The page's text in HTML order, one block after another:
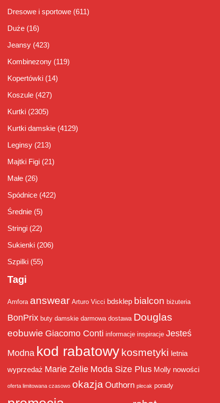
Dresowe i sportowe (611)
Duże (16)
Jeansy (423)
Kombinezony (119)
Kopertówki (14)
Koszule (427)
Kurtki (2305)
Kurtki damskie (4129)
Leginsy (213)
Majtki Figi (21)
Małe (26)
Spódnice (422)
Średnie (5)
Stringi (22)
Sukienki (206)
Szpilki (55)
Tagi
Amfora answear Arturo Vicci bdsklep bialcon biżuteria
BonPrix buty damskie darmowa dostawa Douglas
eobuwie Giacomo Conti informacje inspiracje Jesteś
Modna kod rabatowy kosmetyki letnia
wyprzedaż Marie Zelie Moda Size Plus Molly nowości
oferta limitowana czasowo okazja Outhorn plecak porady